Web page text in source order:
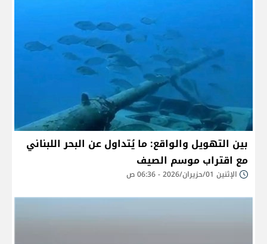
بين التهويل والواقع: ما يُتداول عن البحر اللبناني
مع اقتراب موسم الصيف
الإثنين 01/حزيران/2026 - 06:36 ص